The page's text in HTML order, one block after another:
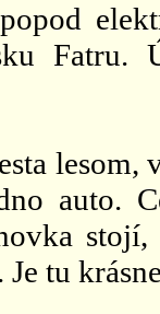
popod
Fatru.
lesom,
auto.
tu